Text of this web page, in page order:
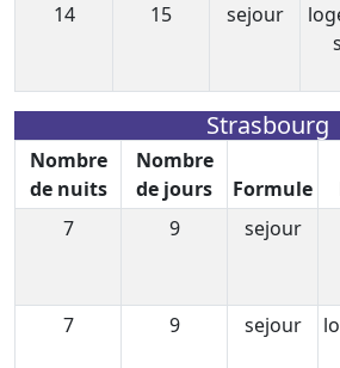
14
15 sejour
Strasbourg
Nombre
de nuits
Nombre
de jours
Formule
7
9 sejour
7
9 sejour